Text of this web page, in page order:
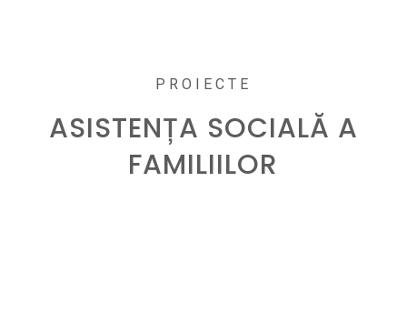
PROIECTE
ASISTENȚA SOCIALĂ A
FAMILIILOR